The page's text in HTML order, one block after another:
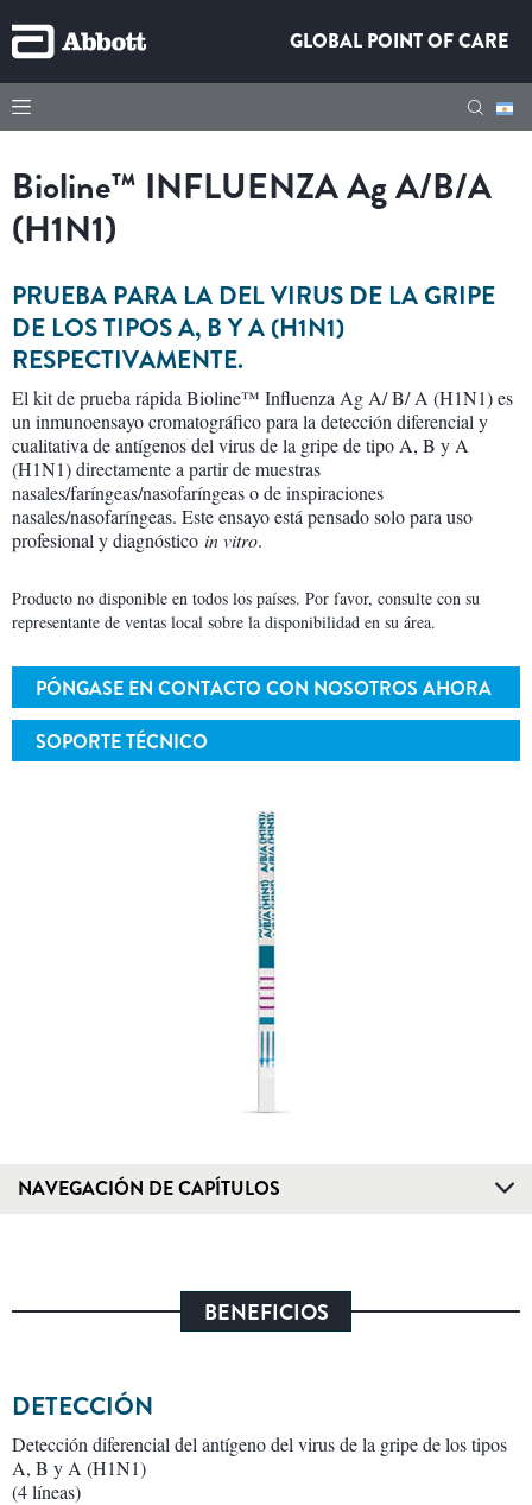
GLOBAL POINT OF CARE
Bioline™ INFLUENZAAgA/B/A
(H1N1)
PRUEBA PARA LA DEL VIRUS DE LA GRIPE
DE LOS TIPOS A, B Y A (H1N1)
RESPECTIVAMENTE.
El kit de prueba rápida Bioline™ Influenza Ag A/ B/ A (H1N1) es
un inmunoensayo cromatográfico para la detección diferencial y
cualitativa de antígenos del virus de la gripe de tipo A, B y A
(H1N1) directamente a partir de muestras
nasales/faríngeas/nasofaríngeas o de inspiraciones
nasales/nasofaríngeas. Este ensayo está pensado solo para uso
profesional y diagnóstico in vitro.
Producto no disponible en todos los países. Por favor, consulte con su
representante de ventas local sobre la disponibilidad en su área.
PÓNGASE EN CONTACTO CON NOSOTROS AHORA
SOPORTE TÉCNICO
NAVEGACIÓN DE CAPÍTULOS
BENEFICIOS
DETECCIÓN
Detección diferencial del antígeno del virus de la gripe de los tipos
A, B y A (H1N1)
(4 líneas)